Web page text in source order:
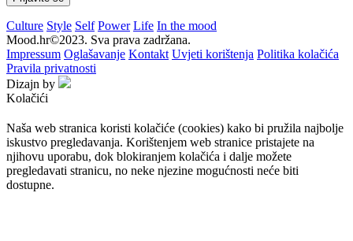
Culture Style Self Power Life In the mood
Mood.hr©2023. Sva prava zadržana.
Impressum Oglašavanje Kontakt Uvjeti korištenja Politika kolačića
Pravila privatnosti
Dizajn by
Kolačići
Naša web stranica koristi kolačiće (cookies) kako bi pružila najbolje
iskustvo pregledavanja. Korištenjem web stranice pristajete na
njihovu uporabu, dok blokiranjem kolačića i dalje možete
pregledavati stranicu, no neke njezine mogućnosti neće biti
dostupne.